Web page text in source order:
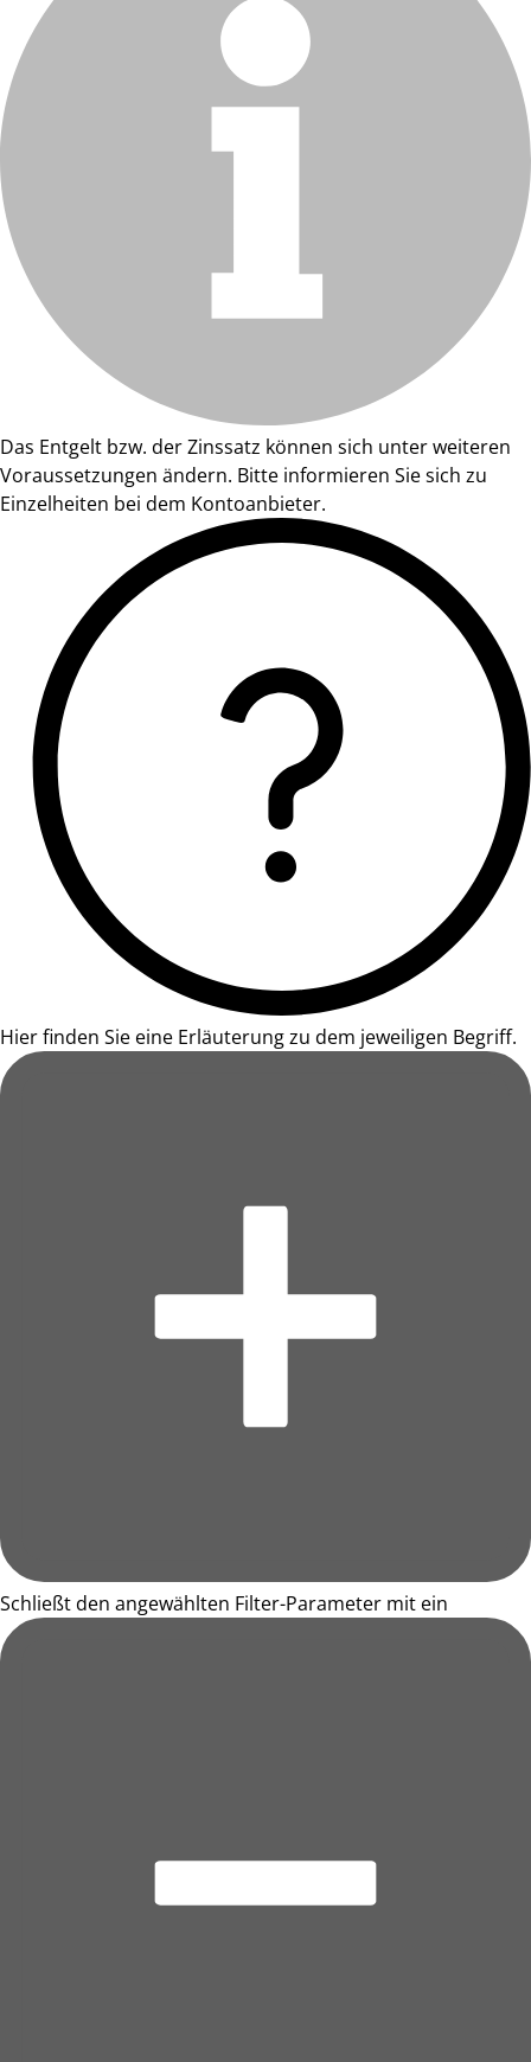
Das Entgelt bzw. der Zinssatz können sich unter weiteren
Voraussetzungen ändern. Bitte informieren Sie sich zu
Einzelheiten bei dem Kontoanbieter.
Hier finden Sie eine Erläuterung zu dem jeweiligen Begriff.
Schließt den angewählten Filter-Parameter mit ein